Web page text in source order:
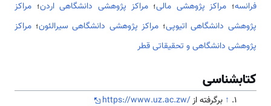
فرانسه؛ مراکز پژوهشی مالی؛مراكز پژوهشی دانشگاهی اردن؛ مراکز
پژوهشی دانشگاهی اتیوپی؛مراکز پژوهشی دانشگاهی سیرالئون؛ مراکز
پژوهشی دانشگاهی و تحقیقاتی قطر
کتابشناسی
↑ برگرفته ازhttps://www.uz.ac.zw/